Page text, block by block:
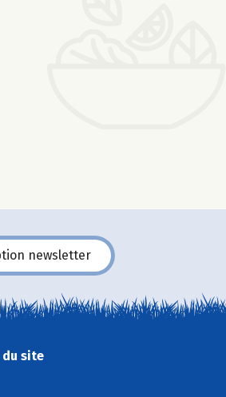
newsletter
du site